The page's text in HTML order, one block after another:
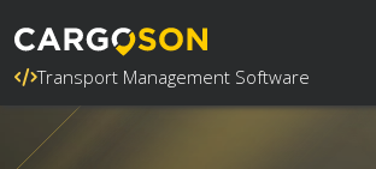
Transport Management Software